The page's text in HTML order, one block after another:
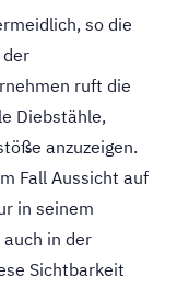
so die
der
ruft die
Diebstähle,
anzuzeigen.
Fall Aussicht auf
in seinem
in der
Sichtbarkeit